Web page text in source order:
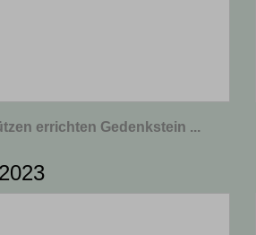
errichten Gedenkstein ...